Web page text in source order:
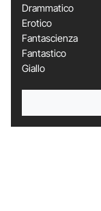
Drammatico
Erotico
Fantascienza
Fantastico
Giallo